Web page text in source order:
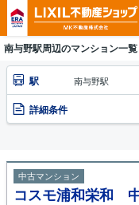
南与野駅周辺のマンション一覧
駅 南与野駅
詳細条件
中古マンション
コスモ浦和栄和